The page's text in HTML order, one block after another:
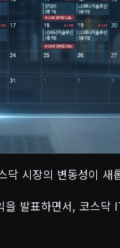
시장의 변동성이 새
발표하면서, 코스닥